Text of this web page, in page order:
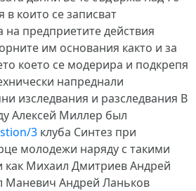
които се записват
предприетите действия
им основания както и за
което се модерира и подкрепя
напреднали
изследвания и разследвания В
Алексей Миллер был
3 клуба Синтез при
молодежи наряду с такими
Михаил Дмитриев Андрей
Маневич Андрей Ланьков